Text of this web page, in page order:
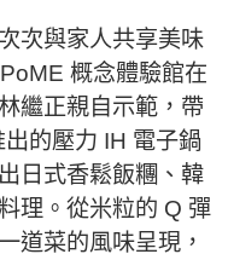
次與家人共享美味
概念體驗館在
繼正親自示範，帶
的壓力 IH 電子鍋
日式香鬆飯糰、韓
理。從米粒的 Q 彈
道菜的風味呈現，